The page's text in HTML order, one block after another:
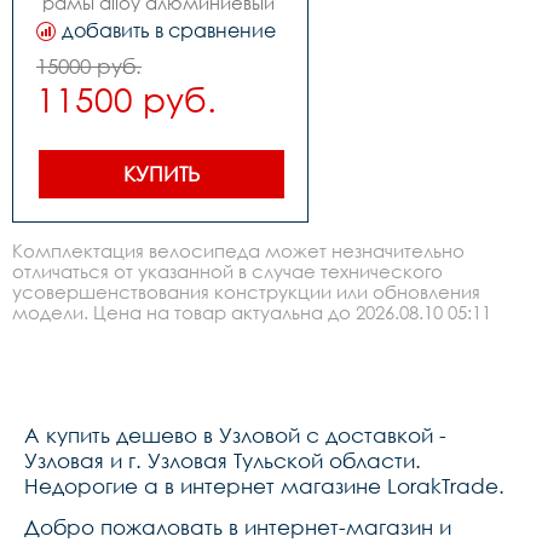
сплав,вилка алюминиевый
сплав,количество
скоростей 1,передний
переключатель -,задний
переключатель -,передний
тормоз -,задний тормоз
под квадрат,каретка
картридж,задние звезды
-,втулки alloy на
промах,покрышки
14*2,125,обода алюминий
zoom
безрезьбовой,подседельный
штырь сталь,рулевая
колонка fp,седло lorak
bb,педали -,вес 4,0 кг.
добавить в сравнение
15000 руб.
11500 руб.
КУПИТЬ
Комплектация велосипеда может незначительно
отличаться от указанной в случае технического
усовершенствования конструкции или обновления
модели. Цена на товар актуальна до 2026.08.10 05:11
A купить дешево в Узловой с доставкой -
Узловая и г. Узловая Тульской области.
Недорогие a в интернет магазине LorakTrade.
Добро пожаловать в интернет-магазин и